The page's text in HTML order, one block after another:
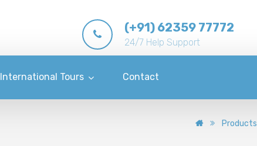
(+91) 62359 77772
24/7 Help Support
International Tours Contact
Products